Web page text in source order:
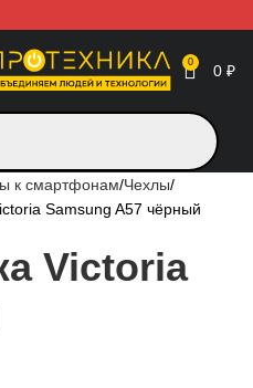
0 0 ₽
к смартфонам Чехлы
Samsung A57 чёрный
Victoria